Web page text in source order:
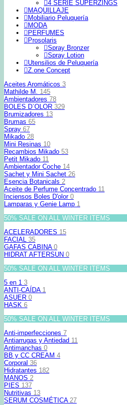
4 SERIE SUPERZINGS
MAQUILLAJE
Mobiliario Peluquería
MODA
PERFUMES
Prosolaris
Spray Bronzer
Spray Lotion
Utensilios de Peluquería
Z.one Concept
Aceites Aromáticos 3
Mathilde M. 145
Ambientadores 78
BOLES D`OLOR 329
Brumizadores 13
Brumas 65
Spray 67
Mikado 28
Mini Resinas 10
Recambios Mikado 53
Petit Mikado 11
Ambientador Coche 14
Sachet y Mini Sachet 26
Esencia Botanicals 2
Aceite de Perfume Concentrado 11
Inciensos Boles D'olor 0
Lamparas y Genie Lamp 1
50% SALE ON ALL WINTER ITEMS
ACELERADORES 15
FACIAL 35
GAFAS CABINA 0
HIDRAT AFTERSUN 0
50% SALE ON ALL WINTER ITEMS
5 en 1 3
ANTI-CAÍDA 1
ASUER 0
HASK 6
50% SALE ON ALL WINTER ITEMS
Anti-imperfecciones 7
Antiarrugas y Antiedad 11
Antimanchas 0
BB y CC CREAM 4
Corporal 36
Hidratantes 182
MANOS 2
PIES 137
Nutritivas 13
SERUM COSMÉTICA 27